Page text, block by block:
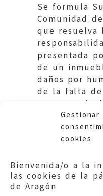
Gestionar
cookies
Bienvenida/o a la
las cookies de la
de Aragón
Se formula
Comunidad
que
presentada
de un
daños por
de la falta de
una acequia
de la